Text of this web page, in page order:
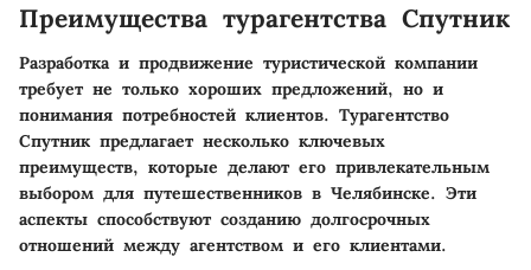
Преимущества турагентства Спутник
Разработка и продвижение туристической компании
требует не только хороших предложений, но и
понимания потребностей клиентов. Турагентство
Спутник предлагает несколько ключевых
преимуществ, которые делают его привлекательным
выбором для путешественников в Челябинске. Эти
аспекты способствуют созданию долгосрочных
отношений между агентством и его клиентами.